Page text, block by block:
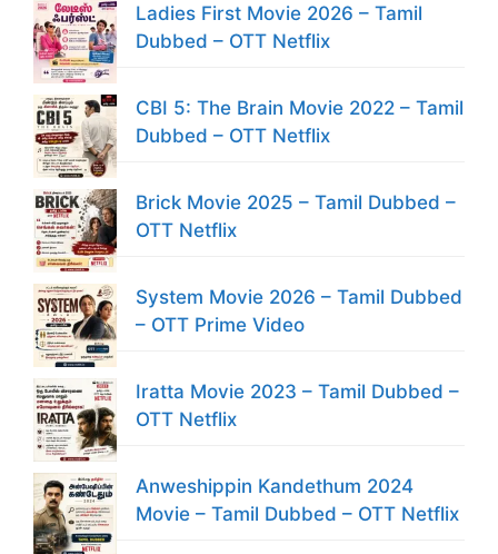
Ladies First Movie 2026 – Tamil
Dubbed – OTT Netflix
CBI 5: The Brain Movie 2022 – Tamil
Dubbed – OTT Netflix
Brick Movie 2025 – Tamil Dubbed –
OTT Netflix
System Movie 2026 – Tamil Dubbed
– OTT Prime Video
Iratta Movie 2023 – Tamil Dubbed –
OTT Netflix
Anweshippin Kandethum 2024
Movie – Tamil Dubbed – OTT Netflix